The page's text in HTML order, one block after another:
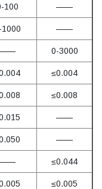
100 ——
1000 ——
0-3000
≤0.004
≤0.008
——
——
≤0.044
≤0.005